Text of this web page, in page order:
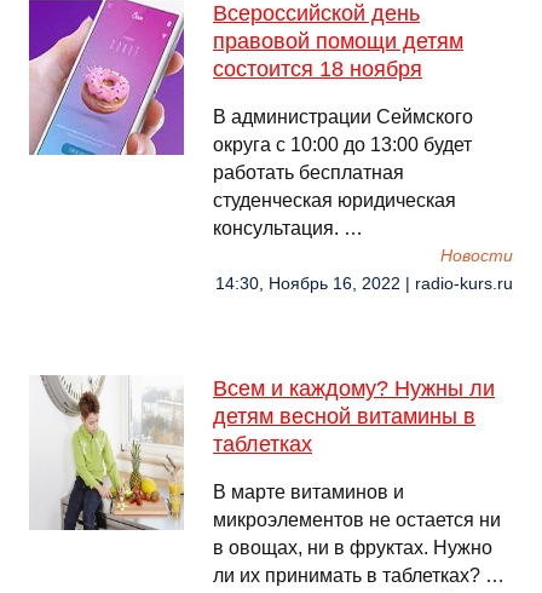
Всероссийской день
правовой помощи детям
состоится 18 ноября
В администрации Сеймского
округа с 10:00 до 13:00 будет
работать бесплатная
студенческая юридическая
консультация. …
Новости
14:30, Ноябрь 16, 2022 | radio-kurs.ru
Всем и каждому? Нужны ли
детям весной витамины в
таблетках
В марте витаминов и
микроэлементов не остается ни
в овощах, ни в фруктах. Нужно
ли их принимать в таблетках? …